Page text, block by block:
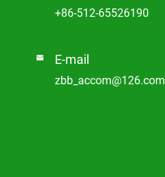
+86-512-65526190
 E-mail
zbb_accom@126.com